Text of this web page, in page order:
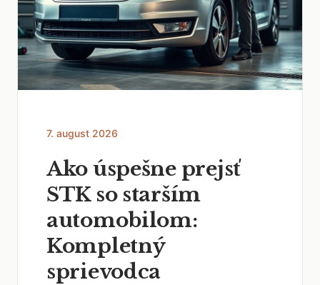
7. august 2026
Ako úspešne prejsť
STK so starším
automobilom:
Kompletný
sprievodca